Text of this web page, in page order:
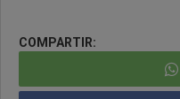
COMPARTIR: